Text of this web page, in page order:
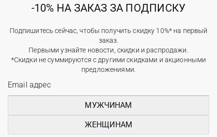
-10% НА ЗАКАЗ ЗА ПОДПИСКУ
Подпишитесь сейчас, чтобы получить скидку 10%* на первый
заказ.
Первыми узнайте новости, скидки и распродажи.
*Скидки не суммируются с другими скидками и акционными
предложениями.
МУЖЧИНАМ
ЖЕНЩИНАМ